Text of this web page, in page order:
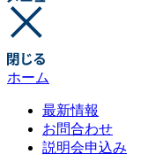
ホーム
最新情報
お問合わせ
説明会申込み